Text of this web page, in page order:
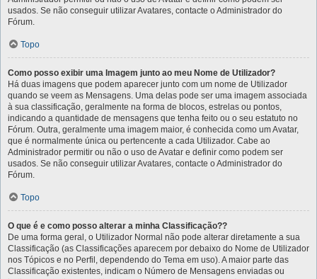
usados. Se não conseguir utilizar Avatares, contacte o Administrador do
Fórum.
Topo
Como posso exibir uma Imagem junto ao meu Nome de Utilizador?
Há duas imagens que podem aparecer junto com um nome de Utilizador
quando se veem as Mensagens. Uma delas pode ser uma imagem associada
à sua classificação, geralmente na forma de blocos, estrelas ou pontos,
indicando a quantidade de mensagens que tenha feito ou o seu estatuto no
Fórum. Outra, geralmente uma imagem maior, é conhecida como um Avatar,
que é normalmente única ou pertencente a cada Utilizador. Cabe ao
Administrador permitir ou não o uso de Avatar e definir como podem ser
usados. Se não conseguir utilizar Avatares, contacte o Administrador do
Fórum.
Topo
O que é e como posso alterar a minha Classificação??
De uma forma geral, o Utilizador Normal não pode alterar diretamente a sua
Classificação (as Classificações aparecem por debaixo do Nome de Utilizador
nos Tópicos e no Perfil, dependendo do Tema em uso). A maior parte das
Classificação existentes, indicam o Número de Mensagens enviadas ou